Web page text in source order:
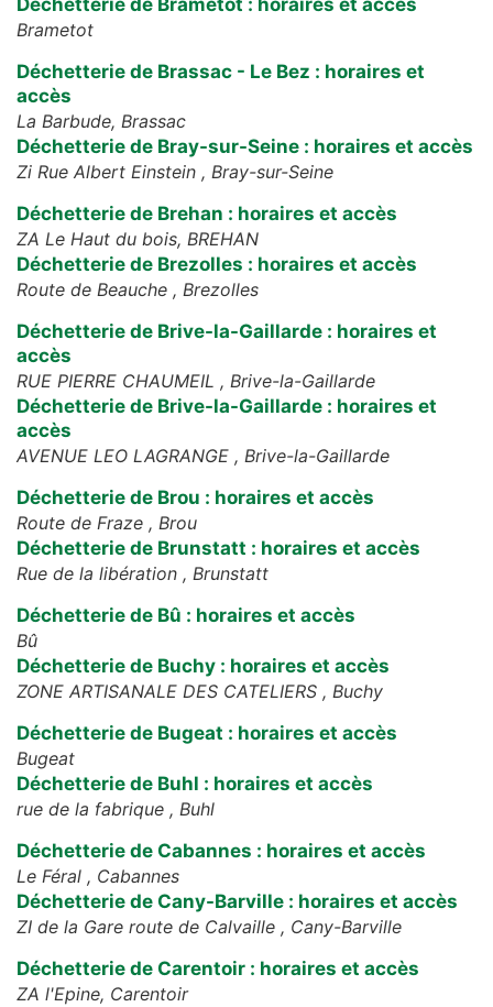
Déchetterie de Brametot : horaires et accès
Brametot
Déchetterie de Brassac - Le Bez : horaires et
accès
La Barbude, Brassac
Déchetterie de Bray-sur-Seine : horaires et accès
Zi Rue Albert Einstein , Bray-sur-Seine
Déchetterie de Brehan : horaires et accès
ZA Le Haut du bois, BREHAN
Déchetterie de Brezolles : horaires et accès
Route de Beauche , Brezolles
Déchetterie de Brive-la-Gaillarde : horaires et
accès
RUE PIERRE CHAUMEIL , Brive-la-Gaillarde
Déchetterie de Brive-la-Gaillarde : horaires et
accès
AVENUE LEO LAGRANGE , Brive-la-Gaillarde
Déchetterie de Brou : horaires et accès
Route de Fraze , Brou
Déchetterie de Brunstatt : horaires et accès
Rue de la libération , Brunstatt
Déchetterie de Bû : horaires et accès
Bû
Déchetterie de Buchy : horaires et accès
ZONE ARTISANALE DES CATELIERS , Buchy
Déchetterie de Bugeat : horaires et accès
Bugeat
Déchetterie de Buhl : horaires et accès
rue de la fabrique , Buhl
Déchetterie de Cabannes : horaires et accès
Le Féral , Cabannes
Déchetterie de Cany-Barville : horaires et accès
ZI de la Gare route de Calvaille , Cany-Barville
Déchetterie de Carentoir : horaires et accès
ZA l'Epine, Carentoir